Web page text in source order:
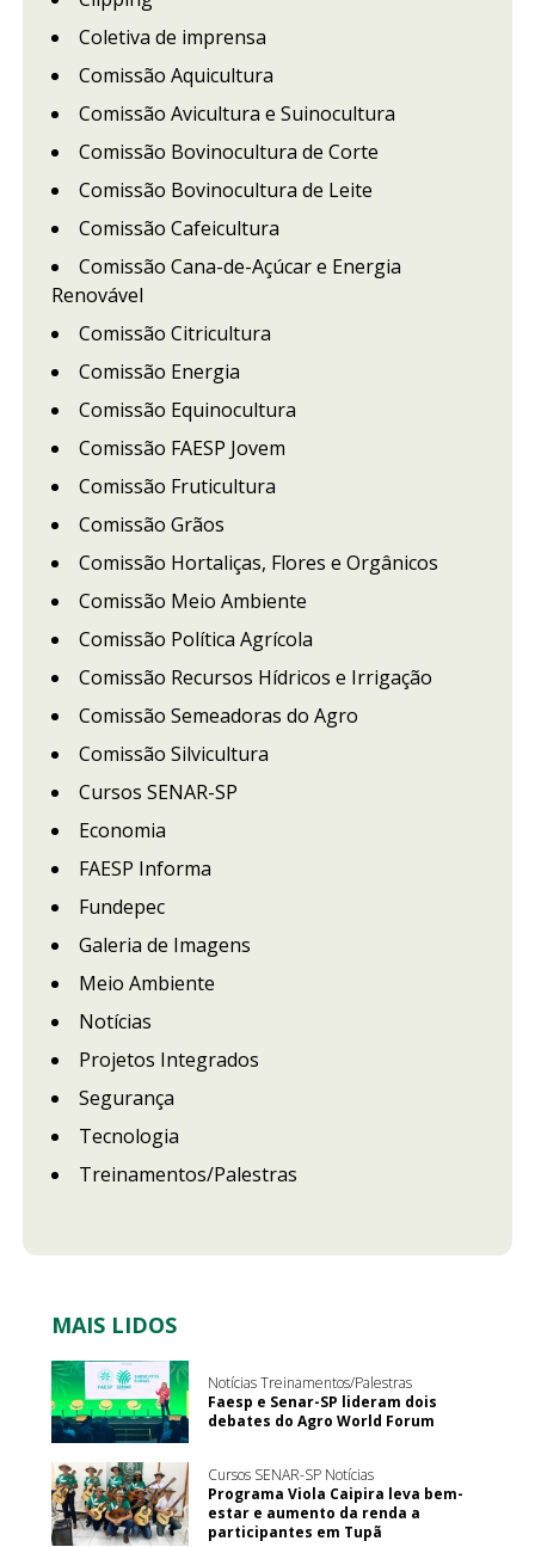
Coletiva de imprensa
Comissão Aquicultura
Comissão Avicultura e Suinocultura
Comissão Bovinocultura de Corte
Comissão Bovinocultura de Leite
Comissão Cafeicultura
Comissão Cana-de-Açúcar e Energia
Renovável
Comissão Citricultura
Comissão Energia
Comissão Equinocultura
Comissão FAESP Jovem
Comissão Fruticultura
Comissão Grãos
Comissão Hortaliças, Flores e Orgânicos
Comissão Meio Ambiente
Comissão Política Agrícola
Comissão Recursos Hídricos e Irrigação
Comissão Semeadoras do Agro
Comissão Silvicultura
Cursos SENAR-SP
Economia
FAESP Informa
Fundepec
Galeria de Imagens
Meio Ambiente
Notícias
Projetos Integrados
Segurança
Tecnologia
Treinamentos/Palestras
MAIS LIDOS
Notícias Treinamentos/Palestras
Faesp e Senar-SP lideram dois
debates do Agro World Forum
Cursos SENAR-SP Notícias
Programa Viola Caipira leva bem-
estar e aumento da renda a
participantes em Tupã